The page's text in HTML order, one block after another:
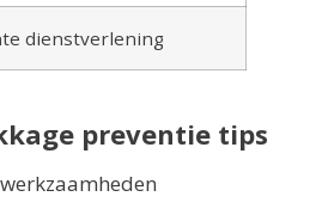
dienstverlening
preventie tips